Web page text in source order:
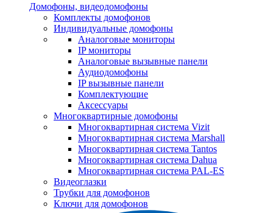
Домофоны, видеодомофоны
Комплекты домофонов
Индивидуальные домофоны
Аналоговые мониторы
IP мониторы
Аналоговые вызывные панели
Аудиодомофоны
IP вызывные панели
Комплектующие
Аксессуары
Многоквартирные домофоны
Многоквартирная система Vizit
Многоквартирная система Marshall
Многоквартирная система Tantos
Многоквартирная система Dahua
Многоквартирная система PAL-ES
Видеоглазки
Трубки для домофонов
Ключи для домофонов